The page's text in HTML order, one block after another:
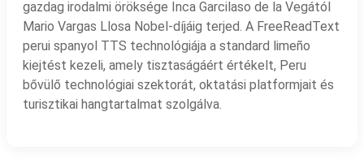
gazdag irodalmi öröksége Inca Garcilaso de la Vegától
Mario Vargas Llosa Nobel-díjáig terjed. A FreeReadText
perui spanyol TTS technológiája a standard limeño
kiejtést kezeli, amely tisztaságáért értékelt, Peru
bővülő technológiai szektorát, oktatási platformjait és
turisztikai hangtartalmat szolgálva.